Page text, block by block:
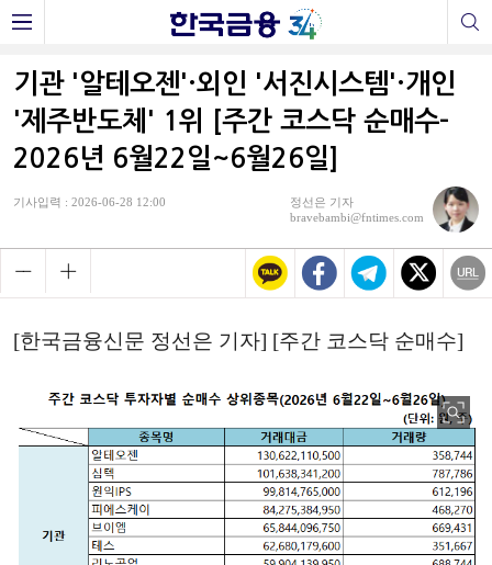
기관 '알테오젠'·외인 '서진시스템'·개인
'제주반도체' 1위 [주간 코스닥 순매수-
2026년 6월22일~6월26일]
기사입력 : 2026-06-28 12:00
정선은 기자
bravebambi@fntimes.com
[한국금융신문 정선은 기자] [주간 코스닥 순매수]